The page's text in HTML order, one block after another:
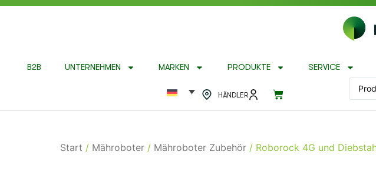
B2B UNTERNEHMEN MARKEN PRODUKTE SERVICE
HÄNDLER
Start / Mähroboter / Mähroboter Zubehör / Roborock 4G und